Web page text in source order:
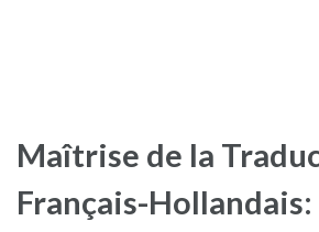
Maîtrise de la
Français-